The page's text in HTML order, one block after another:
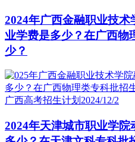
2024年广西金融职业技
业学费是多少？在广西物
少？
广西高考招生计划 2024/12/2
2024年天津城市职业学